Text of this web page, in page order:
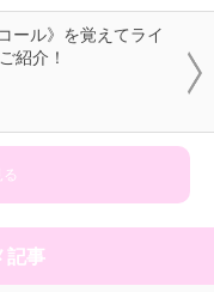
ール》を覚えてライ
紹介！
記事